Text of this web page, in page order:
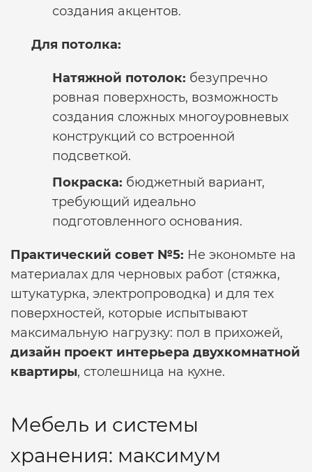
создания акцентов.
Для потолка:
Натяжной потолок: безупречно
ровная поверхность, возможность
создания сложных многоуровневых
конструкций со встроенной
подсветкой.
Покраска: бюджетный вариант,
требующий идеально
подготовленного основания.
Практический совет №5: Не экономьте на
материалах для черновых работ (стяжка,
штукатурка, электропроводка) и для тех
поверхностей, которые испытывают
максимальную нагрузку: пол в прихожей,
дизайн проект интерьера двухкомнатной
квартиры, столешница на кухне.
Мебель и системы
хранения: максимум